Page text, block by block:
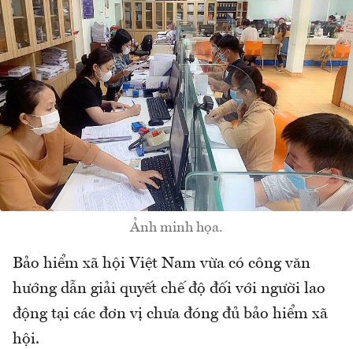
Ảnh minh họa.
Bảo hiểm xã hội Việt Nam vừa có công văn
hướng dẫn giải quyết chế độ đối với người lao
động tại các đơn vị chưa đóng đủ bảo hiểm xã
hội.